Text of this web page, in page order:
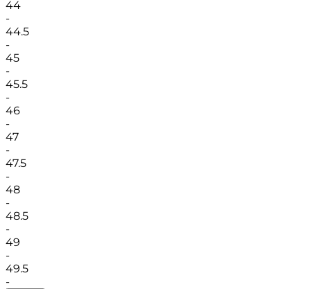
44
-
44.5
-
45
-
45.5
-
46
-
47
-
47.5
-
48
-
48.5
-
49
-
49.5
-